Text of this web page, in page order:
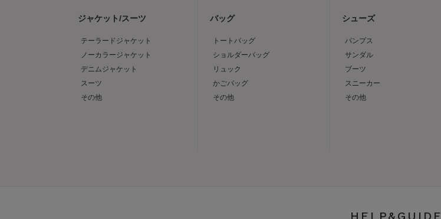
ジャケット/スーツ
テーラードジャケット
ノーカラージャケット
デニムジャケット
スーツ
その他
バッグ
トートバッグ
ショルダーバッグ
リュック
かごバッグ
その他
シューズ
パンプス
サンダル
ブーツ
スニーカー
その他
HELP&GUIDE